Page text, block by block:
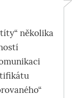
několika